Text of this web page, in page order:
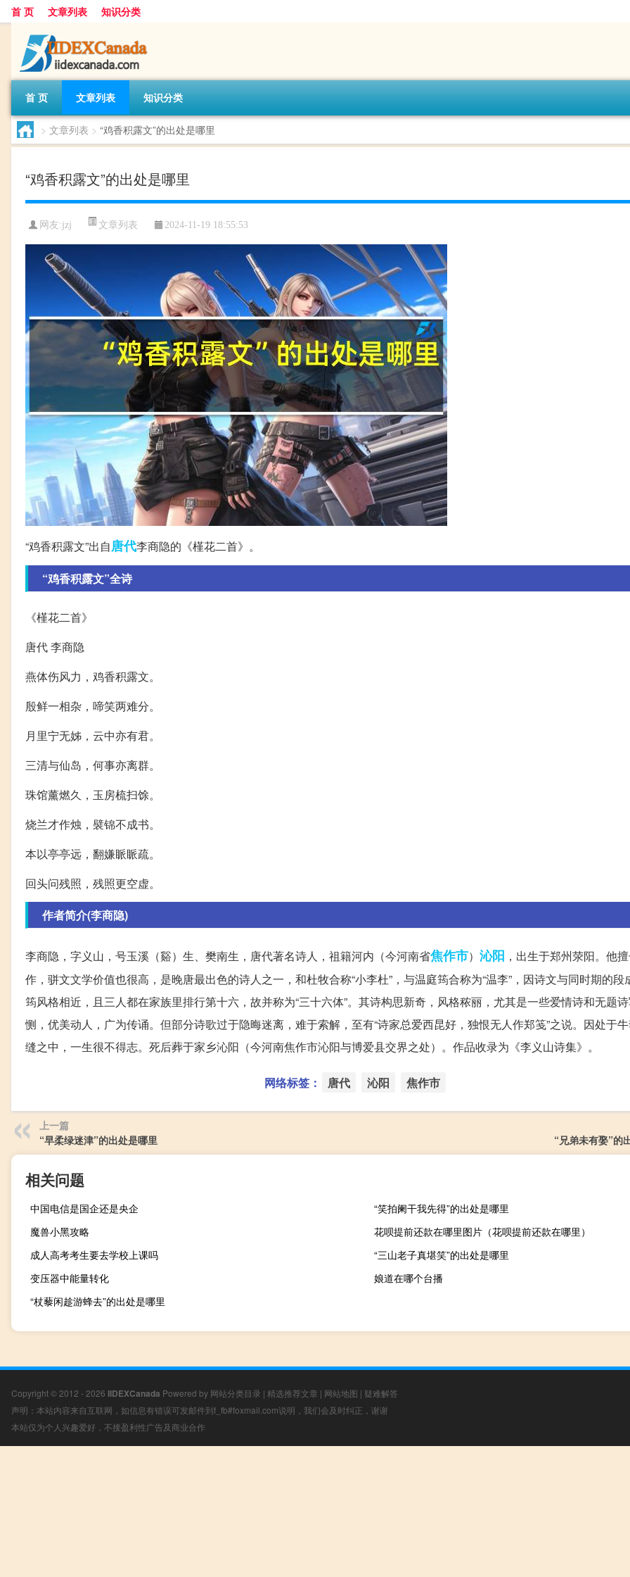
首 页 文章列表 知识分类
首 页 文章列表 知识分类
> 文章列表 > “鸡香积露文”的出处是哪里
“鸡香积露文”的出处是哪里
网友:jzj 文章列表 2024-11-19 18:55:53
“鸡香积露文”出自唐代李商隐的《槿花二首》。
“鸡香积露文”全诗
《槿花二首》
唐代 李商隐
燕体伤风力，鸡香积露文。
殷鲜一相杂，啼笑两难分。
月里宁无姊，云中亦有君。
三清与仙岛，何事亦离群。
珠馆薰燃久，玉房梳扫馀。
烧兰才作烛，襞锦不成书。
本以亭亭远，翻嫌眽眽疏。
回头问残照，残照更空虚。
作者简介(李商隐)
李商隐，字义山，号玉溪（谿）生、樊南生，唐代著名诗人，祖籍河内（今河南省焦作市） 沁阳 ，出生于郑州荥阳。他
作，骈文文学价值也很高，是晚唐最出色的诗人之一，和杜牧合称“小李杜”，与温庭筠合称为“温李”，因诗文与同时期的段
筠风格相近，且三人都在家族里排行第十六，故并称为“三十六体”。其诗构思新奇，风格秾丽，尤其是一些爱情诗和无题
恻，优美动人，广为传诵。但部分诗歌过于隐晦迷离，难于索解，至有“诗家总爱西昆好，独恨无人作郑笺”之说。因处于
缝之中，一生很不得志。死后葬于家乡沁阳（今河南焦作市沁阳与博爱县交界之处）。作品收录为《李义山诗集》。
网络标签： 唐代 沁阳 焦作市
上一篇
“早柔绿迷津”的出处是哪里
“兄弟未有娶”的
相关问题
中国电信是国企还是央企
“笑拍阑干我先得”的出处是哪里
魔兽小黑攻略
花呗提前还款在哪里图片（花呗提前还款在哪里）
成人高考考生要去学校上课吗
“三山老子真堪笑”的出处是哪里
变压器中能量转化
娘道在哪个台播
“杖藜闲趁游蜂去”的出处是哪里
Copyright © 2012 - 2026 IIDEXCanada Powered by 网站分类目录 | 精选推荐文章 | 网站地图 | 疑难解答
声明：本站内容来自互联网，如信息有错误可发邮件到f_fb#foxmail.com说明，我们会及时纠正，谢谢
本站仅为个人兴趣爱好，不接盈利性广告及商业合作